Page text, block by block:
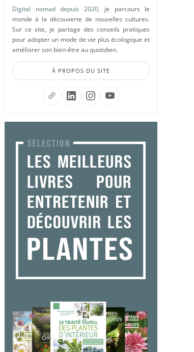
Digital nomad depuis 2020, je parcours le
monde à la découverte de nouvelles cultures.
Sur ce site, je partage des conseils pratiques
pour adopter un mode de vie plus écologique et
améliorer son bien-être au quotidien.
À PROPOS DU SITE